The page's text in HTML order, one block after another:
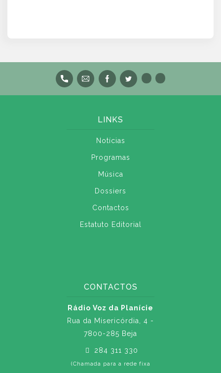
LINKS
Notícias
Programas
Música
Dossiers
Contactos
Estatuto Editorial
CONTACTOS
Rádio Voz da Planície
Rua da Misericórdia, 4 -
7800-285 Beja
284 311 330
(Chamada para a rede fixa